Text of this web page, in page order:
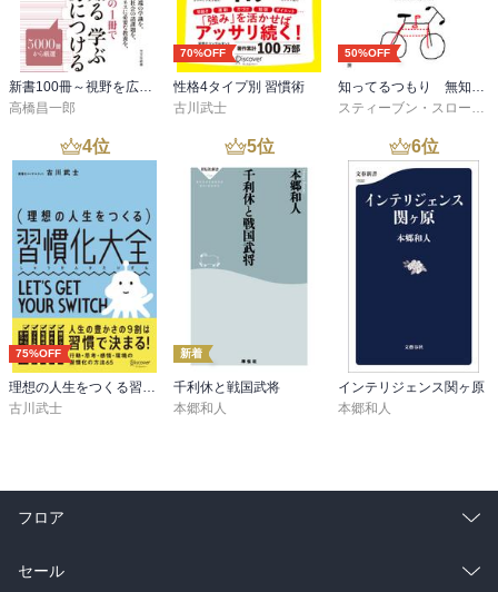
新書100冊～視野を広げる読書～
高橋昌一郎
70%OFF
性格4タイプ別 習慣術
古川武士
50%OFF
知ってるつもり 無知の科学
スティーブン・スローマン
4位
75%OFF
古川武士
5位
新着
千利休と戦国武将
本郷和人
6位
インテリジェンス関ヶ原
本郷和人
フロア
総合
セール